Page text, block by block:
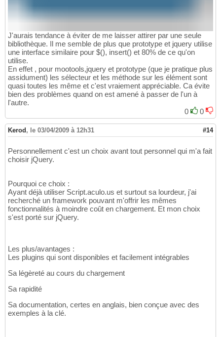
J'aurais tendance à éviter de me laisser attirer par une seule
bibliothèque. Il me semble de plus que prototype et jquery utilise
une interface similaire pour $(), insert() et 80% de ce qu'on
utilise.
En effet , pour mootools,jquery et prototype (que je pratique plus
assidument) les sélecteur et les méthode sur les élément sont
quasi toutes les même et c'est vraiement appréciable. Ca évite
bien des problèmes quand on est amené à passer de l'un à
l'autre.
0
0
Kerod , le 03/04/2009 à 12h31 #14
Personnellement c'est un choix avant tout personnel qui m'a fait
choisir jQuery.
Pourquoi ce choix :
Ayant déjà utiliser Script.aculo.us et surtout sa lourdeur, j'ai
recherché un framework pouvant m'offrir les mêmes
fonctionnalités à moindre coût en chargement. Et mon choix
s'est porté sur jQuery.
Les plus/avantages :
Les plugins qui sont disponibles et facilement intégrables
Sa légèreté au cours du chargement
Sa rapidité
Sa documentation, certes en anglais, bien conçue avec des
exemples à la clé.